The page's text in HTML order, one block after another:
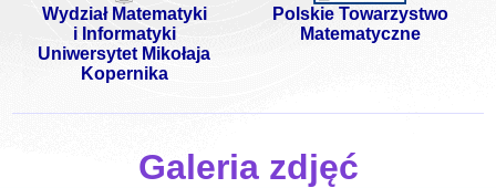
Wydział Matematyki
i Informatyki
Uniwersytet Mikołaja
Kopernika
Polskie Towarzystwo
Matematyczne
Galeria zdjęć